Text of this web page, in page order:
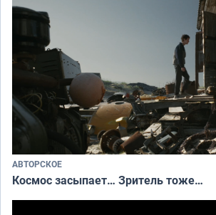
АВТОРСКОЕ
Космос засыпает… Зритель тоже…